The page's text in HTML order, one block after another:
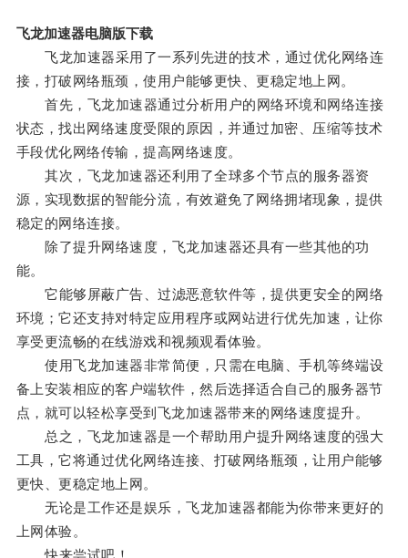
飞龙加速器电脑版下载
飞龙加速器采用了一系列先进的技术，通过优化网络连
接，打破网络瓶颈，使用户能够更快、更稳定地上网。
首先，飞龙加速器通过分析用户的网络环境和网络连接
状态，找出网络速度受限的原因，并通过加密、压缩等技术
手段优化网络传输，提高网络速度。
其次，飞龙加速器还利用了全球多个节点的服务器资
源，实现数据的智能分流，有效避免了网络拥堵现象，提供
稳定的网络连接。
除了提升网络速度，飞龙加速器还具有一些其他的功
能。
它能够屏蔽广告、过滤恶意软件等，提供更安全的网络
环境；它还支持对特定应用程序或网站进行优先加速，让你
享受更流畅的在线游戏和视频观看体验。
使用飞龙加速器非常简便，只需在电脑、手机等终端设
备上安装相应的客户端软件，然后选择适合自己的服务器节
点，就可以轻松享受到飞龙加速器带来的网络速度提升。
总之，飞龙加速器是一个帮助用户提升网络速度的强大
工具，它将通过优化网络连接、打破网络瓶颈，让用户能够
更快、更稳定地上网。
无论是工作还是娱乐，飞龙加速器都能为你带来更好的
上网体验。